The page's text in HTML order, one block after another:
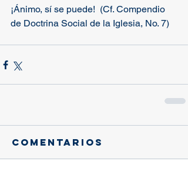
¡Ánimo, sí se puede!  (Cf. Compendio
de Doctrina Social de la Iglesia, No. 7)
Comentarios